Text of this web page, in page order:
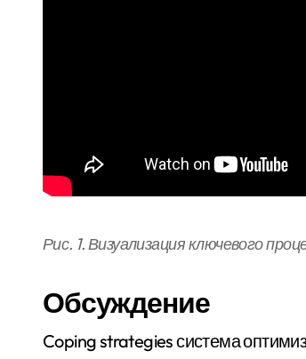
Рис. 1. Визуализация ключевого
Обсуждение
Coping strategies система